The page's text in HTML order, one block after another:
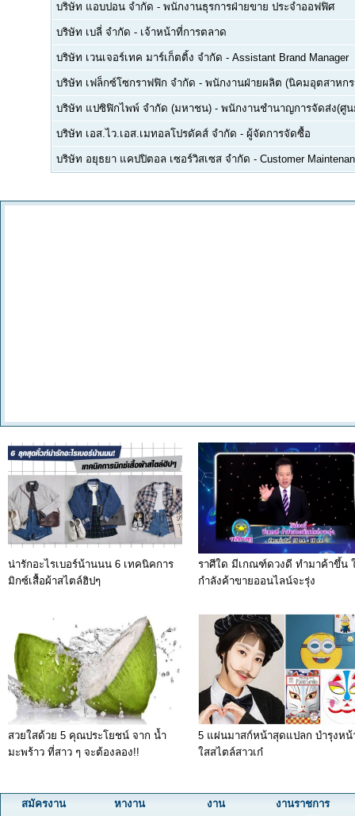
บริษัท แอบปอน จำกัด - พนักงานธุรการฝ่ายขาย ประจำออฟฟิศ
บริษัท เบลี่ จำกัด - เจ้าหน้าที่การตลาด
บริษัท เวนเจอร์เทค มาร์เก็ตติ้ง จำกัด - Assistant Brand Manager
บริษัท เฟล็กซ์โซกราฟฟิก จำกัด - พนักงานฝ่ายผลิต (นิคมอุตสาหก
บริษัท แปซิฟิกไพพ์ จำกัด (มหาชน) - พนักงานชำนาญการจัดส่ง(ศู
บริษัท เอส.ไว.เอส.เมทอลโปรดัคส์ จำกัด - ผู้จัดการจัดซื้อ
บริษัท อยุธยา แคปปิตอล เซอร์วิสเซส จำกัด - Customer
น่ารักอะไรเบอร์น้านนน 6 เทคนิคการ
มิกซ์เสื้อผ้าสไตล์ฮิปๆ
ราศีใด มีเกณฑ์ดวงดี ทำมาค้าขึ้น
กำลังค้าขายออนไลน์จะรุ่ง
สวยใสด้วย 5 คุณประโยชน์ จาก น้ำ
มะพร้าว ที่สาว ๆ จะต้องลอง!!
5 แผ่นมาสก์หน้าสุดแปลก บำรุงหน้
ใสสไตล์สาวเก๋
สมัครงาน หางาน งาน งานราชการ